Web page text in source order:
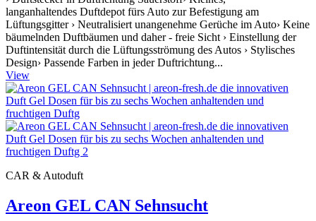
langanhaltendes Duftdepot fürs Auto zur Befestigung am
Lüftungsgitter › Neutralisiert unangenehme Gerüche im Auto› Keine
bäumelnden Duftbäumen und daher - freie Sicht › Einstellung der
Duftintensität durch die Lüftungsströmung des Autos › Stylisches
Design› Passende Farben in jeder Duftrichtung...
View
CAR & Autoduft
Areon GEL CAN Sehnsucht